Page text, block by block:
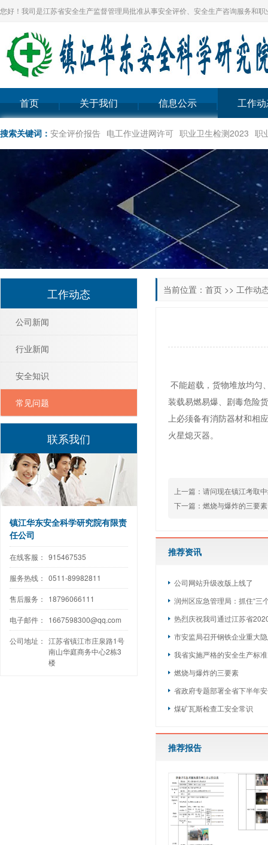
您好！我司是江苏省安全生产监督管理局批准从事安全评价、安全生产咨询服务和
首页 关于我们 信息公示 工作
搜索关键词： 安全评价报告 电工作业进网许可 职业卫生检测2023 职
当前位置： 首页 >> 工作动
不能超载，货物堆放均匀
装载易燃易爆、剧毒危险
上必须备有消防器材和相
火星熄灭器。
上一篇： 请问现在镇江考取
下一篇： 燃烧与爆炸的三要素
推荐资讯
公司网站升级改版上线了
润州区应急管理局：抓住“三
热烈庆祝我司通过江苏省2020
市安监局召开钢铁企业重大
我省实施严格的安全生产标
燃烧与爆炸的三要素
省政府专题部署全省下半年
煤矿瓦斯检查工安全常识
推荐报告
工作动态
公司新闻
行业新闻
安全知识
常见问题
联系我们
镇江华东安全科学研究院有限责
任公司
在线客服： 915467535
服务热线： 0511-89982811
售后服务： 18796066111
电子邮件： 1667598300@qq.com
公司地址： 江苏省镇江市庄泉路1号
南山华庭商务中心2栋3
楼